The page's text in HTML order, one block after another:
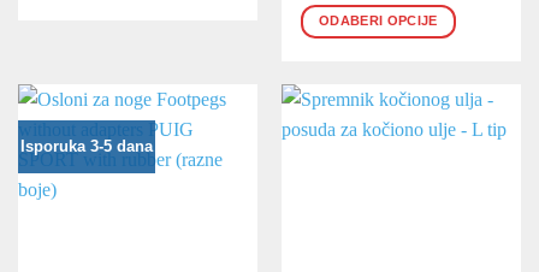
proizvoda
ODABERI OPCIJE
mogu
odabrati
proizvoda
Isporuka 3-5 dana